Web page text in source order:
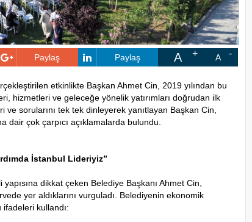
Paylaş Paylaş A A
etkinlikte Başkan Ahmet Cin, 2019 yılından bu
hizmetleri ve geleceğe yönelik yatırımları doğrudan ilk
ve sorularını tek tek dinleyerek yanıtlayan Başkan Cin,
dair çok çarpıcı açıklamalarda bulundu.
İstanbul Lideriyiz”
dikkat çeken Belediye Başkanı Ahmet Cin,
yer aldıklarını vurguladı. Belediyenin ekonomik
ifadeleri kullandı: